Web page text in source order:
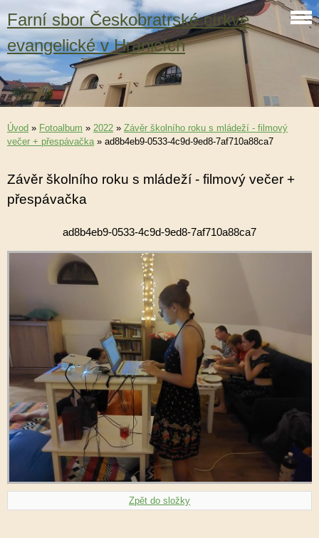
Farní sbor Českobratrské církve
evangelické v Hranicích
Úvod » Fotoalbum » 2022 » Závěr školního roku s mládeží - filmový
večer + přespávačka» ad8b4eb9-0533-4c9d-9ed8-7af710a88ca7
Závěr školního roku s mládeží - filmový večer +
přespávačka
ad8b4eb9-0533-4c9d-9ed8-7af710a88ca7
Zpět do složky